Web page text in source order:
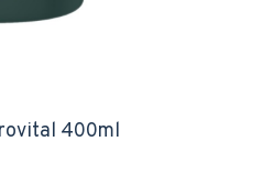
400ml